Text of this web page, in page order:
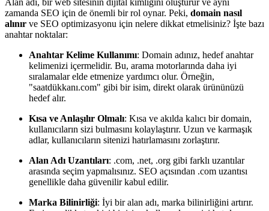
Alan adı, bir web sitesinin dijital kimliğini oluşturur ve aynı
zamanda SEO için de önemli bir rol oynar. Peki, domain nasıl
alınır ve SEO optimizasyonu için nelere dikkat etmelisiniz? İşte bazı
anahtar noktalar:
Anahtar Kelime Kullanımı: Domain adınız, hedef anahtar
kelimenizi içermelidir. Bu, arama motorlarında daha iyi
sıralamalar elde etmenize yardımcı olur. Örneğin,
"saatdükkanı.com" gibi bir isim, direkt olarak ürününüzü
hedef alır.
Kısa ve Anlaşılır Olmalı: Kısa ve akılda kalıcı bir domain,
kullanıcıların sizi bulmasını kolaylaştırır. Uzun ve karmaşık
adlar, kullanıcıların sitenizi hatırlamasını zorlaştırır.
Alan Adı Uzantıları: .com, .net, .org gibi farklı uzantılar
arasında seçim yapmalısınız. SEO açısından .com uzantısı
genellikle daha güvenilir kabul edilir.
Marka Bilinirliği: İyi bir alan adı, marka bilinirliğini artırır.